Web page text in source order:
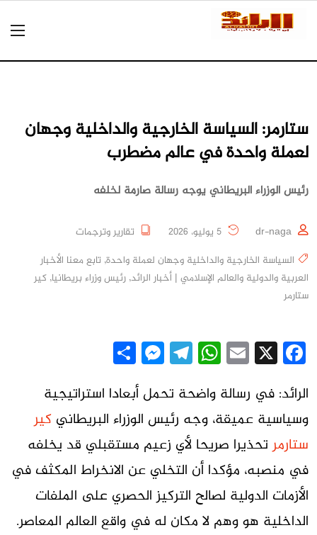
ستارمر: السياسة الخارجية والداخلية وجهان
لعملة واحدة في عالم مضطرب
رئيس الوزراء البريطاني يوجه رسالة صارمة لخلفه
dr-naga
تقارير وترجمات
السياسة الخارجية والداخلية وجهان لعملة واحدة, تابع معنا الأخبار
العربية والدولية والعالم الإسلامي | أخبار الرائد, رئيس وزراء بريطانيا, كير
ستارمر
Facebook
X
Email
WhatsApp
Telegram
Messenger
الرائد: في رسالة واضحة تحمل أبعادا استراتيجية
وسياسية عميقة، وجه رئيس الوزراء البريطاني كير
ستارمرتحذيرا صريحا لأي زعيم مستقبلي قد يخلفه
في منصبه، مؤكدا أن التخلي عن الانخراط المكثف في
الأزمات الدولية لصالح التركيز الحصري على الملفات
الداخلية هو وهم لا مكان له في واقع العالم المعاصر.